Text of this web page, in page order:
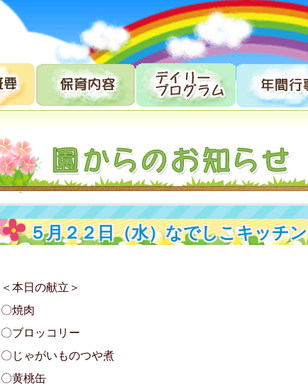
５月２２日（水）なでしこキッチン
＜本日の献立＞
〇焼肉
〇ブロッコリー
〇じゃがいものつや煮
〇黄桃缶